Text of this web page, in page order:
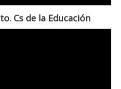
Cs de la Educación